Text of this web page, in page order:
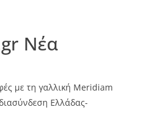
Νέα
με τη γαλλική Meridiam
Ελλάδας-